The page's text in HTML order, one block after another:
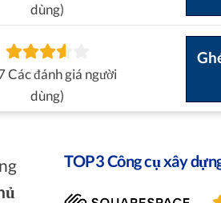
dùng)
Các đánh giá người
dùng)
TOP3 Công cụ xây